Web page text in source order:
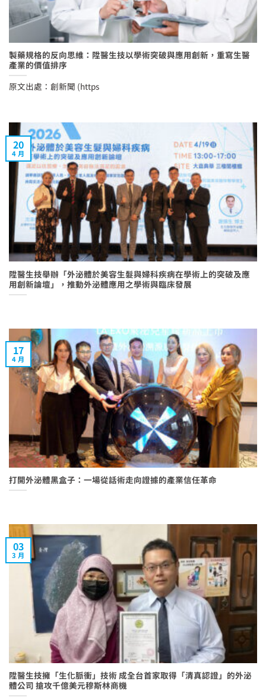
製藥規格的反向思維：陞醫生技以學術突破與應用創新，重寫生醫
產業的價值排序
原文出處：創新聞 (https
陞醫生技舉辦「外泌體於美容生髮與婦科疾病在學術上的突破及應
用創新論壇」，推動外泌體應用之學術與臨床發展
20
4 月
打開外泌體黑盒子：一場從話術走向證據的產業信任革命
17
4 月
陞醫生技擁「生化脈衝」技術 成全台首家取得「清真認證」的外泌
體公司 搶攻千億美元穆斯林商機
03
3 月